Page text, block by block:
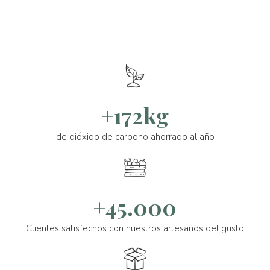
+172kg
de dióxido de carbono ahorrado al año
+45.000
Clientes satisfechos con nuestros artesanos del gusto